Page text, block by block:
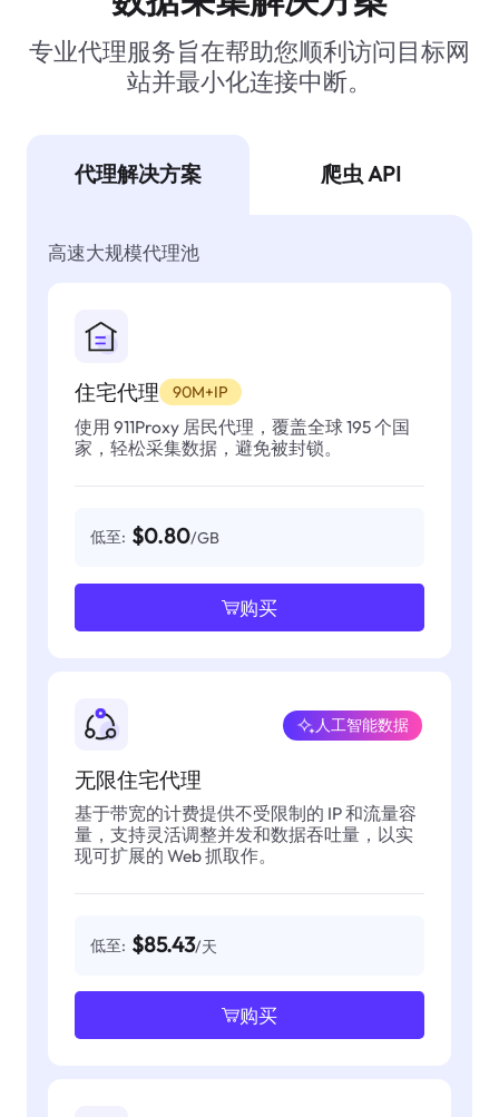
专业代理服务旨在帮助您顺利访问目标网
站并最小化连接中断。
代理解决方案 爬虫 API
高速大规模代理池
住宅代理 90M+IP
使用 911Proxy 居民代理，覆盖全球 195 个国
家，轻松采集数据，避免被封锁。
低至: $0.80/GB
购买
无限住宅代理
人工智能数据
基于带宽的计费提供不受限制的 IP 和流量容
量，支持灵活调整并发和数据吞吐量，以实
现可扩展的 Web 抓取作。
低至: $85.43/天
购买